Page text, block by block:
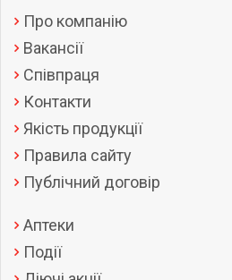
Про компанію
Вакансії
Співпраця
Контакти
Якість продукції
Правила сайту
Публічний договір
Аптеки
Події